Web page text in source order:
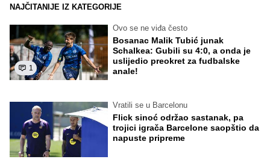
NAJČITANIJE IZ KATEGORIJE
1
Ovo se ne viđa često
Bosanac Malik Tubić junak
Schalkea: Gubili su 4:0, a onda je
uslijedio preokret za fudbalske
anale!
Vratili se u Barcelonu
Flick sinoć održao sastanak, pa
trojici igrača Barcelone saopštio da
napuste pripreme